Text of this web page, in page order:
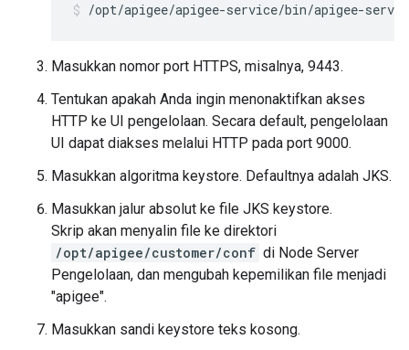
/opt/apigee/apigee-service/bin/apigee-
Masukkan nomor port HTTPS, misalnya, 9443.
Tentukan apakah Anda ingin menonaktifkan akses
HTTP ke UI pengelolaan. Secara default, pengelolaan
UI dapat diakses melalui HTTP pada port 9000.
Masukkan algoritma keystore. Defaultnya adalah JKS.
Masukkan jalur absolut ke file JKS keystore.
Skrip akan menyalin file ke direktori
/opt/apigee/customer/conf di Node Server
Pengelolaan, dan mengubah kepemilikan file menjadi
"apigee".
Masukkan sandi keystore teks kosong.